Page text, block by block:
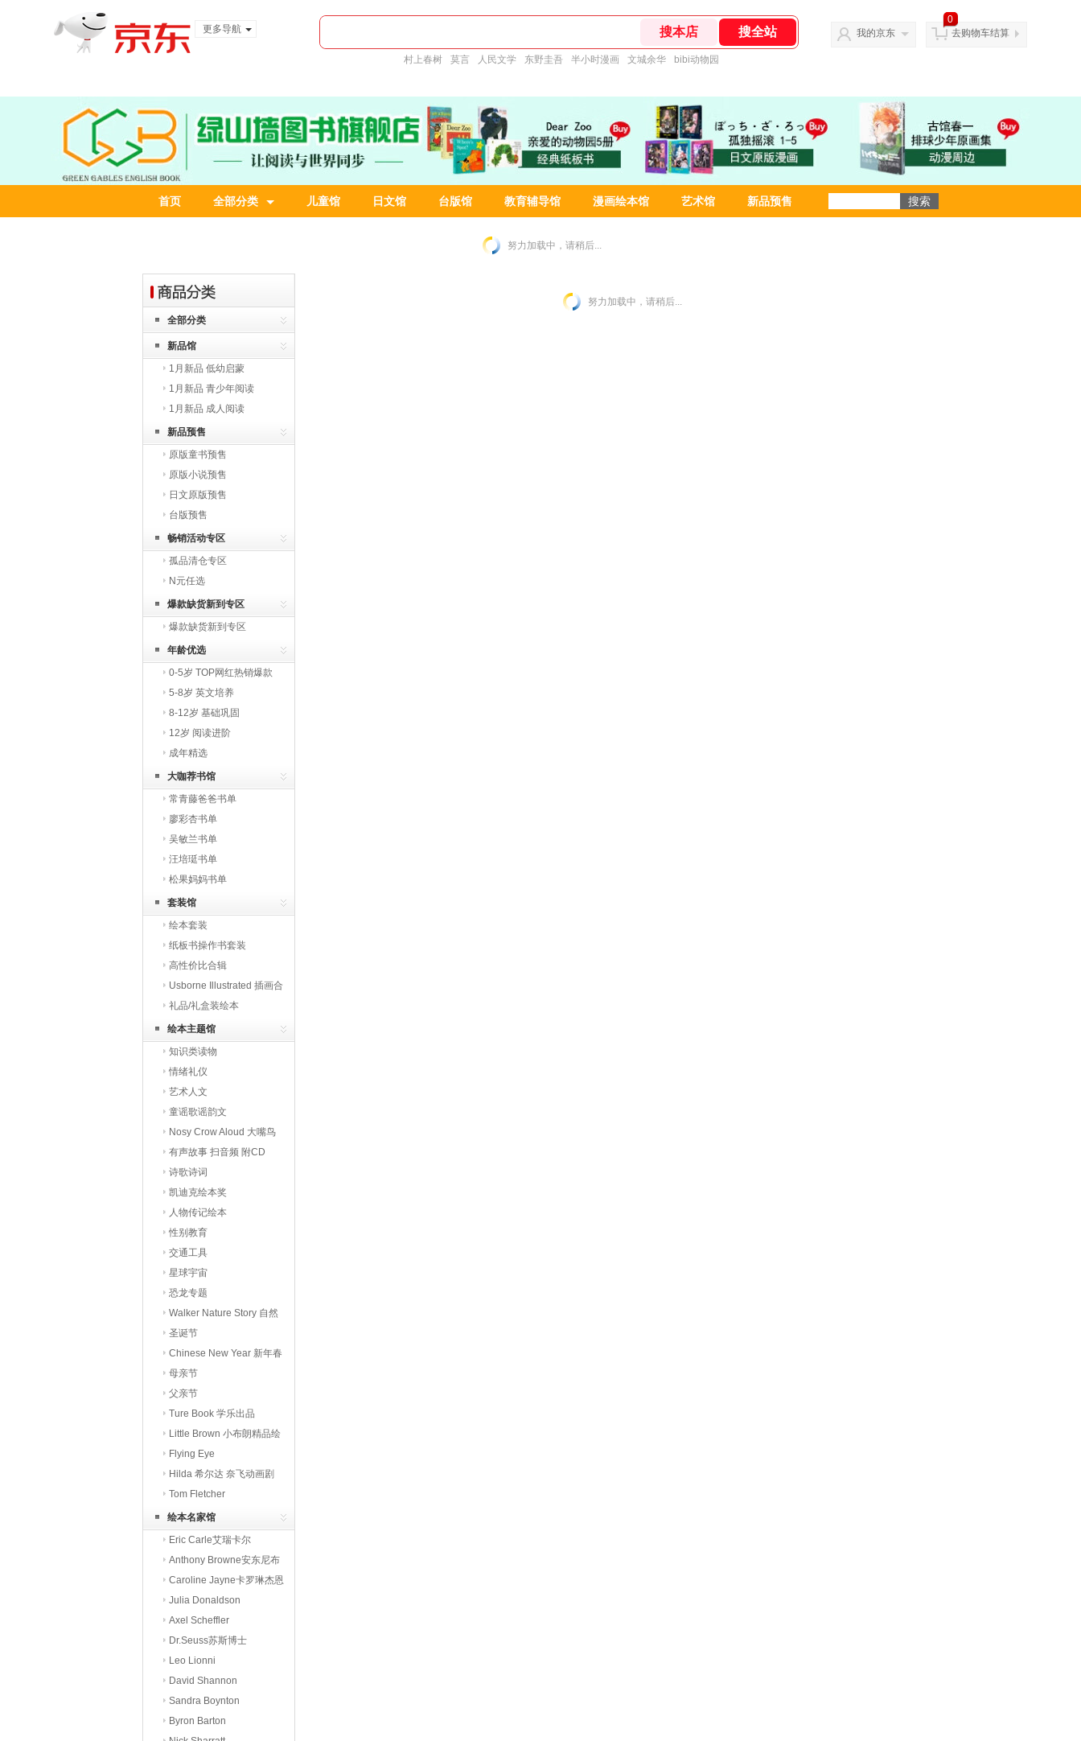
更多导航
村上春树 莫言 人民文学 东野圭吾 半小时漫画 文城余华 bibi动物园
我的京东
0
去购物车结算
首页 全部分类 儿童馆 日文馆 台版馆 教育辅导馆 漫画绘本馆 艺术馆 新品预售
努力加载中，请稍后...
全部分类
新品馆
1月新品 低幼启蒙
1月新品 青少年阅读
1月新品 成人阅读
新品预售
原版童书预售
原版小说预售
日文原版预售
台版预售
畅销活动专区
孤品清仓专区
N元任选
爆款缺货新到专区
爆款缺货新到专区
年龄优选
0-5岁 TOP网红热销爆款
5-8岁 英文培养
8-12岁 基础巩固
12岁 阅读进阶
成年精选
大咖荐书馆
常青藤爸爸书单
廖彩杏书单
吴敏兰书单
汪培珽书单
松果妈妈书单
套装馆
绘本套装
纸板书操作书套装
高性价比合辑
Usborne Illustrated 插画合
辑礼品/礼盒装绘本
绘本主题馆
知识类读物
情绪礼仪
艺术人文
童谣歌谣韵文
Nosy Crow Aloud 大嘴鸟
有声读物
有声故事 扫音频 附CD
诗歌诗词
凯迪克绘本奖
人物传记绘本
性别教育
交通工具
星球宇宙
恐龙专题
Walker Nature Story 自然
科普
圣诞节
Chinese New Year 新年春
节母亲节
父亲节
Ture Book 学乐出品
Little Brown 小布朗精品绘
本Flying Eye
Hilda 希尔达 奈飞动画剧
Tom Fletcher
绘本名家馆
Eric Carle艾瑞卡尔
Anthony Browne安东尼布
朗Caroline Jayne卡罗琳杰恩
Julia Donaldson
Axel Scheffler
Dr.Seuss苏斯博士
Leo Lionni
David Shannon
Sandra Boynton
Byron Barton
努力加载中，请稍后...